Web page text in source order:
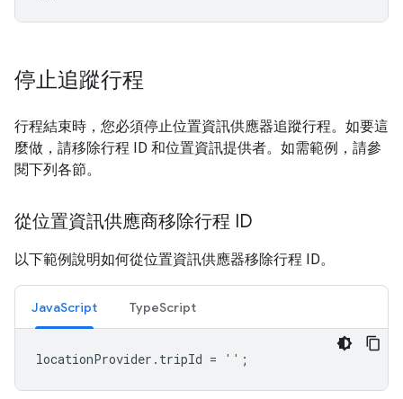
停止追蹤行程
行程結束時，您必須停止位置資訊供應器追蹤行程。如要這
麼做，請移除行程 ID 和位置資訊提供者。如需範例，請參
閱下列各節。
從位置資訊供應商移除行程 ID
以下範例說明如何從位置資訊供應器移除行程 ID。
JavaScript TypeScript
locationProvider . tripId = '' ;